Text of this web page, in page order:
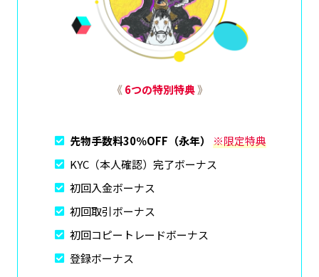
《6つの特別特典》
先物手数料30％OFF（永年）
※限定特典
KYC（本人確認）完了ボーナス
初回入金ボーナス
初回取引ボーナス
初回コピートレードボーナス
登録ボーナス